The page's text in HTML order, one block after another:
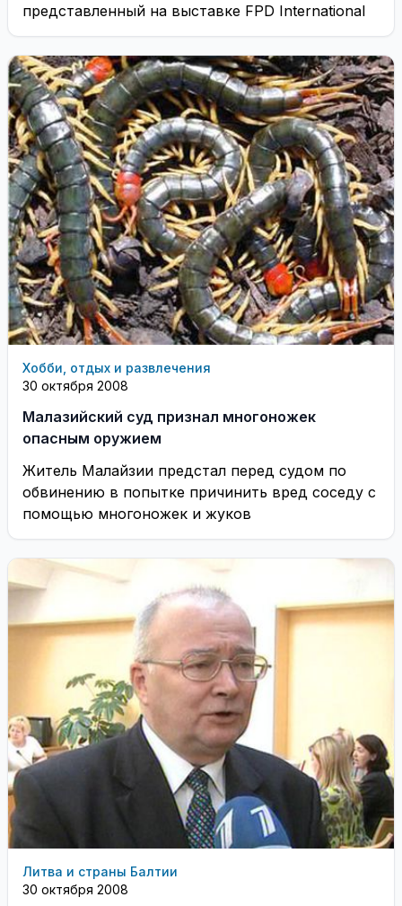
представленный на выставке FPD International
Хобби, отдых и развлечения
30 октября 2008
Малазийский суд признал многоножек
опасным оружием
Житель Малайзии предстал перед судом по
обвинению в попытке причинить вред соседу с
помощью многоножек и жуков
Литва и страны Балтии
30 октября 2008